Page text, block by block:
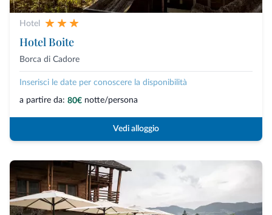
Hotel
Hotel Boite
Borca di Cadore
Inserisci le date per conoscere la disponibilità
a partire da: 80€ notte/persona
Vedi alloggio